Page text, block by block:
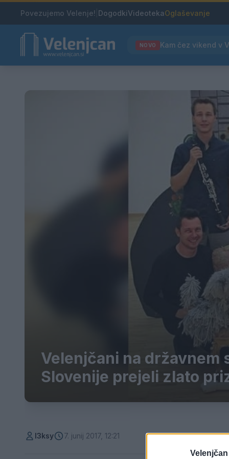
Povezujemo Velenje! DogodkiVideotekaOglaševanje
NOVO
Velenjčani na
Slovenije prejeli zlato
l3ksy 7. junij 2017, 12:21